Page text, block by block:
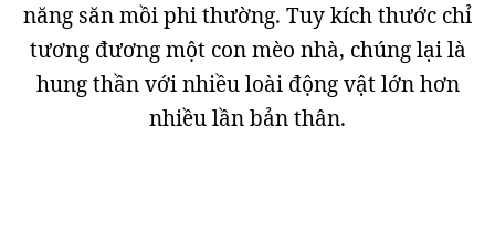
năng săn mồi phi thường. Tuy kích thước chỉ
tương đương một con mèo nhà, chúng lại là
hung thần với nhiều loài động vật lớn hơn
nhiều lần bản thân.